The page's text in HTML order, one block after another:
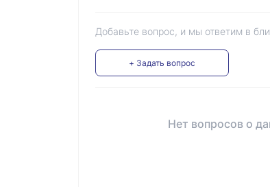
Добавьте вопрос, и мы ответим в
+ Задать вопрос
Нет вопросов о